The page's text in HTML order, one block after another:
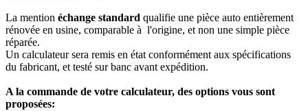
La mention échange standard qualifie une pièce auto entièrement
rénovée en usine, comparable à l'origine, et non une simple pièce
réparée.
Un calculateur sera remis en état conformément aux spécifications
du fabricant, et testé sur banc avant expédition.
A la commande de votre calculateur, des options vous sont
proposées: